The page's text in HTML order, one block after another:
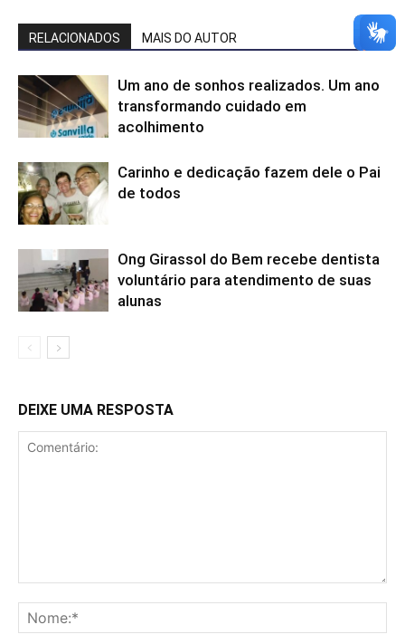
RELACIONADOS MAIS DO AUTOR
Um ano de sonhos realizados. Um ano
transformando cuidado em
acolhimento
Carinho e dedicação fazem dele o Pai
de todos
Ong Girassol do Bem recebe dentista
voluntário para atendimento de suas
alunas
DEIXE UMA RESPOSTA